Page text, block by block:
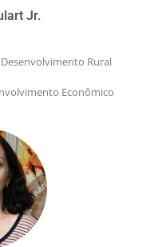
Jr.
Rural
Econômico